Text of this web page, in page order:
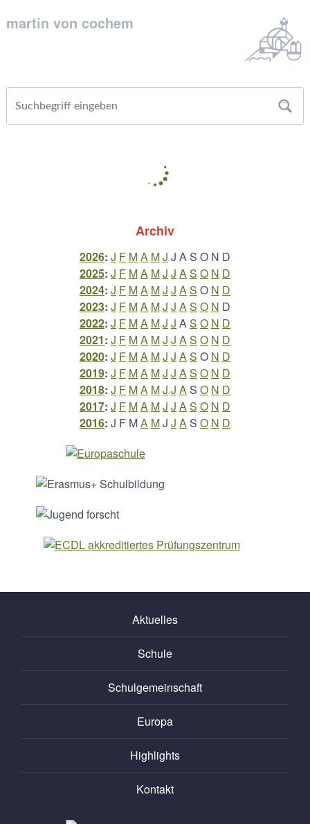
martin von cochem
Archiv
2026: J F MA MJ J AS O N D
2025: J F MA MJ J AS O N D
2024: J F MA MJ J AS O N D
2023: J F MA MJ J AS O N D
2022: J F MA MJ J AS O N D
2021: J F MA MJ J AS O N D
2020: J F MA MJ J AS O N D
2019: J F MA MJ J AS O N D
2018: J F MA MJ J AS O N D
2017: J F MA MJ J AS O N D
2016: J F MA MJ J AS O N D
Aktuelles
Schule
Schulgemeinschaft
Europa
Highlights
Kontakt